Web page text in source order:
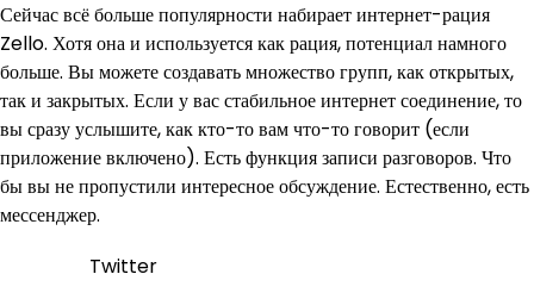
Сейчас всё больше популярности набирает интернет-рация
Zello. Хотя она и используется как рация, потенциал намного
больше. Вы можете создавать множество групп, как открытых,
так и закрытых. Если у вас стабильное интернет соединение, то
вы сразу услышите, как кто-то вам что-то говорит (если
приложение включено). Есть функция записи разговоров. Что
бы вы не пропустили интересное обсуждение. Естественно, есть
мессенджер.
Twitter